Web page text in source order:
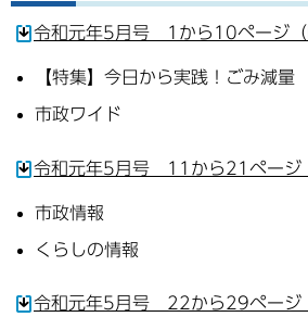
令和元年5月号 1から10ページ（
【特集】今日から実践！ごみ減量
市政ワイド
令和元年5月号 11から21ページ
市政情報
くらしの情報
令和元年5月号 22から29ページ